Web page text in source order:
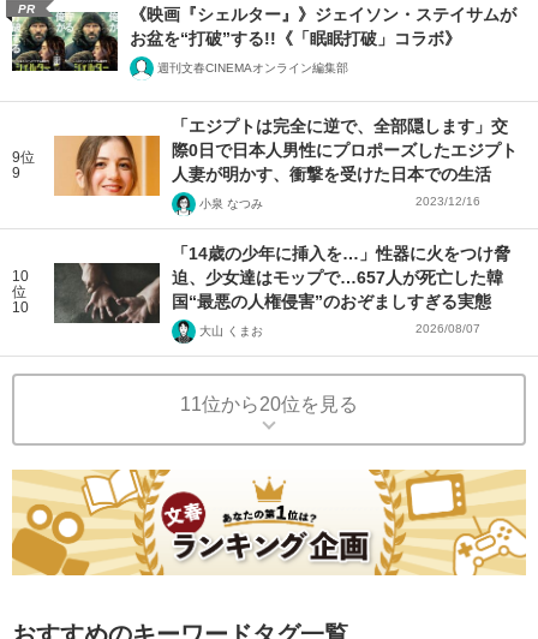
PR
《映画『シェルター』》ジェイソン・ステイサムが
お盆を“打破”する!!《「眠眠打破」コラボ》
週刊文春CINEMAオンライン編集部
9位
9
「エジプトは完全に逆で、全部隠します」交
際0日で日本人男性にプロポーズしたエジプト
人妻が明かす、衝撃を受けた日本での生活
小泉 なつみ 2023/12/16
10
位
10
「14歳の少年に挿入を…」性器に火をつけ脅
迫、少女達はモップで…657人が死亡した韓
国“最悪の人権侵害”のおぞましすぎる実態
大山 くまお 2026/08/07
11位から20位を見る